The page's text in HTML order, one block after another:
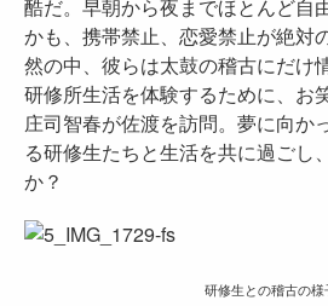
酷だ。早朝から夜までほとんど自
かも、携帯禁止、恋愛禁止が絶対
然の中、彼らは太鼓の稽古にだけ
研修所生活を体験するために、お
庄司智春が佐渡を訪問。夢に向か
る研修生たちと生活を共に過ごし
か？
研修生との稽古の様